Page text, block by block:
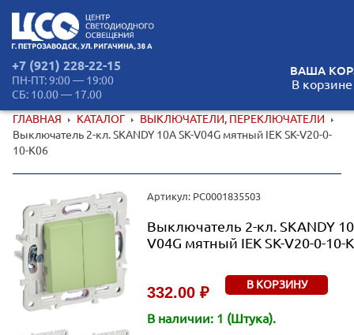
+7 (921) 228-22-15
ПН-ПТ: 9:00 — 19:00
СБ: 10.00 — 17.00
ВАША
В корзине
ГЛАВНАЯ КАТАЛОГ
ВЫКЛЮЧАТЕЛИ, ПЕРЕКЛЮЧАТЕЛИ
Выключатель 2-кл. SKANDY 10А SK-V04G мятный IEK SK-V20-0-
10-K06
Артикул: РС0001835503
Выключатель 2-кл. SKANDY
V04G мятный IEK SK-V20-0-10-
332.00 ₽ В КОРЗИНУ
В наличии: 1 (Штука).